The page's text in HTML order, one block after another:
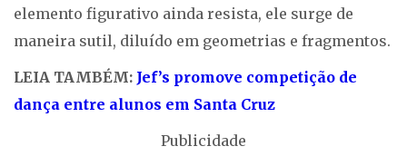
elemento figurativo ainda resista, ele surge de
maneira sutil, diluído em geometrias e fragmentos.
LEIA TAMBÉM: Jef’s promove competição de
dança entre alunos em Santa Cruz
Publicidade